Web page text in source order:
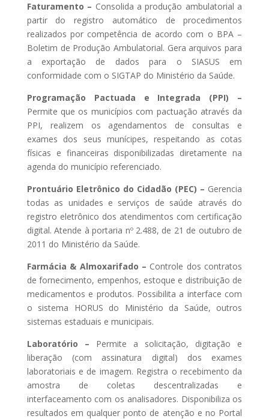
Faturamento – Consolida a produção ambulatorial a
partir do registro automático de procedimentos
realizados por competência de acordo com o BPA –
Boletim de Produção Ambulatorial. Gera arquivos para
a exportação de dados para o SIASUS em
conformidade com o SIGTAP do Ministério da Saúde.
Programação Pactuada e Integrada (PPI) –
Permite que os municípios com pactuação através da
PPI, realizem os agendamentos de consultas e
exames dos seus munícipes, respeitando as cotas
físicas e financeiras disponibilizadas diretamente na
agenda do município referenciado.
Prontuário Eletrônico do Cidadão (PEC) – Gerencia
todas as unidades e serviços de saúde através do
registro eletrônico dos atendimentos com certificação
digital. Atende à portaria nº 2.488, de 21 de outubro de
2011 do Ministério da Saúde.
Farmácia & Almoxarifado – Controle dos contratos
de fornecimento, empenhos, estoque e distribuição de
medicamentos e produtos. Possibilita a interface com
o sistema HORUS do Ministério da Saúde, outros
sistemas estaduais e municipais.
Laboratório – Permite a solicitação, digitação e
liberação (com assinatura digital) dos exames
laboratoriais e de imagem. Registra o recebimento da
amostra de coletas descentralizadas e
interfaceamento com os analisadores. Disponibiliza os
resultados em qualquer ponto de atenção e no Portal